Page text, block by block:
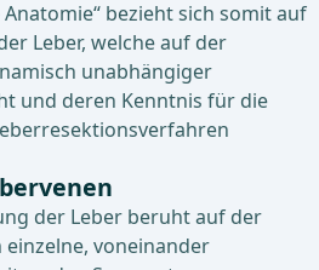
bezieht sich somit auf
Leber, welche auf der
unabhängiger
und deren Kenntnis für die
der Leber beruht auf der
voneinander